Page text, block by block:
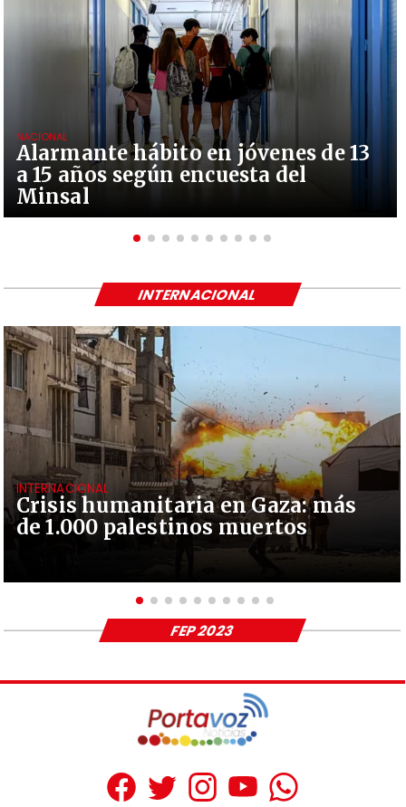
Alarmante hábito en jóvenes de 13
a 15 años según encuesta del
Minsal
NACIONAL
Crisis humanitaria en Gaza: más
de 1.000 palestinos muertos
INTERNACIONAL
INTERNACIONAL
FEP 2023